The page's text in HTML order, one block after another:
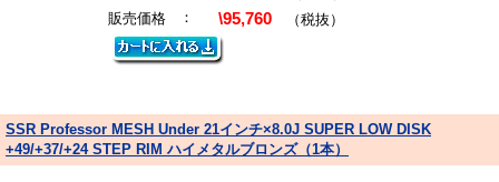
販売価格
： \95,760 （税抜）
SSR Professor MESH Under 21インチ×8.0J SUPER LOW DISK
+49/+37/+24 STEP RIM ハイメタルブロンズ（1本）